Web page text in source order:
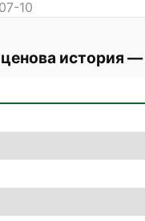
10
история —